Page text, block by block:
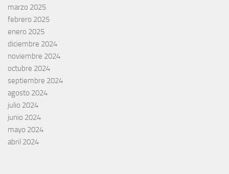
marzo 2025
febrero 2025
enero 2025
diciembre 2024
noviembre 2024
octubre 2024
septiembre 2024
agosto 2024
julio 2024
junio 2024
mayo 2024
abril 2024